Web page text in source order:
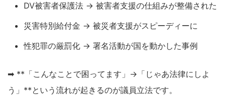
DV被害者保護法 → 被害者支援の仕組みが整備された
災害特別給付金 → 被災者支援がスピーディーに
性犯罪の厳罰化 → 署名活動が国を動かした事例
➡ **「こんなことで困ってます」→「じゃあ法律にしよ
う」**という流れが起きるのが議員立法です。